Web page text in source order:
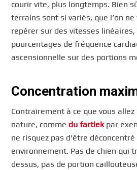
courir vite, plus longtemps. Bien
terrains sont si variés, que l’on ne
repérer sur des vitesses
pourcentages de fréquence
ascensionnelle sur des portions
Concentration
Contrairement à ce que vous
nature, comme du fartlekpar
ne risquez pas d’être
environnement. Pas de chien qui
dessus, pas de portion